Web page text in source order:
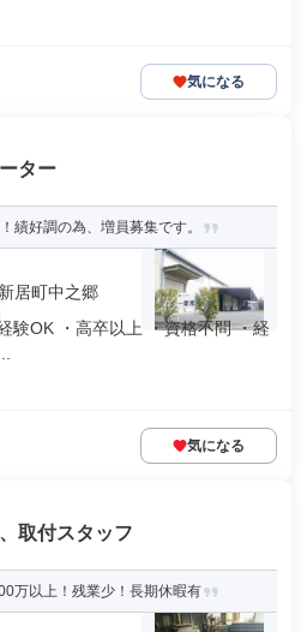
気になる
ター
績好調の為、増員募集です。
居町中之郷
験OK ・高卒以上 ・資格不問 ・経
気になる
取付スタッフ
万以上！残業少！長期休暇有